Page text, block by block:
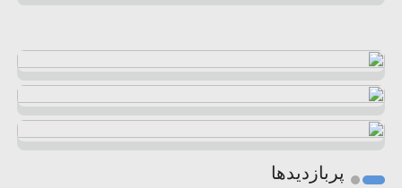
پربازدیدها